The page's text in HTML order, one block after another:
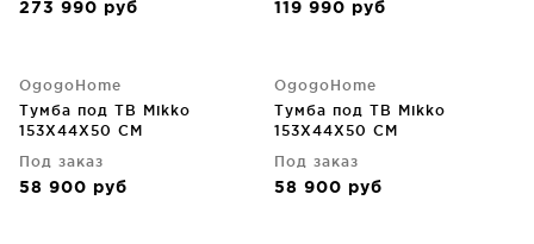
273 990 руб 119 990 руб
OgogoHome
Тумба под ТВ Mikko
153X44X50 CM
Под заказ
58 900 руб
OgogoHome
Тумба под ТВ Mikko
153X44X50 CM
Под заказ
58 900 руб